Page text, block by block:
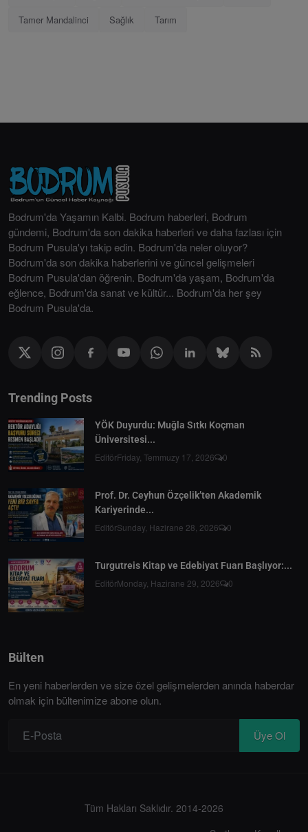
Tamer Mandalinci
Sağlık Tarım
Bodrum'da Yaşamın Kalbi. Bodrum haberleri, Bodrum
gündemi, Bodrum'da son dakika haberleri ve daha fazlası için
Bodrum Pusula'yı takip edin. Bodrum'da neler oluyor?
Bodrum'da son dakika haberlerini ve güncel gelişmeleri
Bodrum Pusula'dan öğrenin. Bodrum'da yaşam, Bodrum'da
eğlence, Bodrum'da sanat ve kültür... Bodrum'da her şey
Bodrum Pusula'da.
Trending Posts
YÖK Duyurdu: Muğla Sıtkı Koçman
Üniversitesi...
EditörFriday, Temmuzy 17, 2026 0
Prof. Dr. Ceyhun Özçelik’ten Akademik
Kariyerinde...
EditörSunday, Hazirane 28, 2026 0
Turgutreis Kitap ve Edebiyat Fuarı Başlıyor:...
EditörMonday, Hazirane 29, 2026 0
Bülten
En yeni haberlerden ve size özel gelişmelerden anında haberdar
olmak için bültenimize abone olun.
Üye Ol
Tüm Hakları Saklıdır. 2014-2026